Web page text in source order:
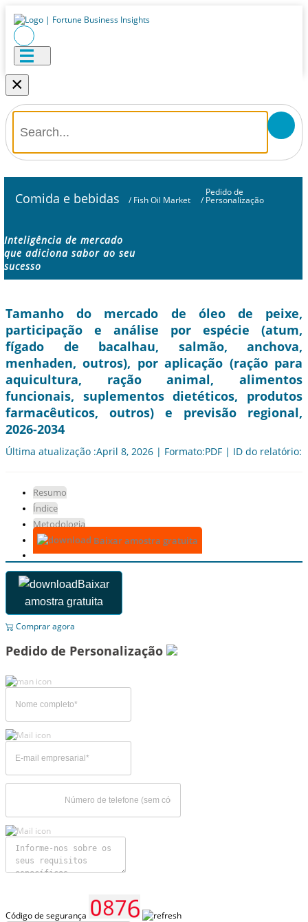
×
Comida e bebidas / Fish Oil Market /
Pedido de
Personalização
Inteligência de mercado
que adiciona sabor ao seu
sucesso
Tamanho do mercado de óleo de peixe,
participação e análise por espécie (atum,
fígado de bacalhau, salmão, anchova,
menhaden, outros), por aplicação (ração para
aquicultura, ração animal, alimentos
funcionais, suplementos dietéticos, produtos
farmacêuticos, outros) e previsão regional,
2026-2034
Última atualização :April 8, 2026 | Formato:PDF | ID do relatório:
Resumo
Índice
Metodologia
Baixar amostra gratuita
Baixar
amostra gratuita
Comprar agora
Pedido de Personalização
Código de segurança